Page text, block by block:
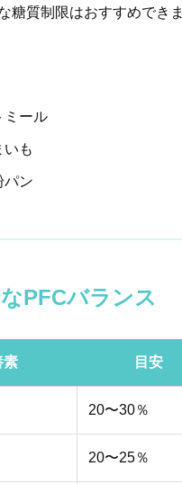
糖質制限はおすすめできま
ミール
いも
パン
PFCバランス
素 目安
20〜30％
20〜25％